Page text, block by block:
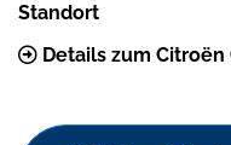
Standort
Details zum Citroën